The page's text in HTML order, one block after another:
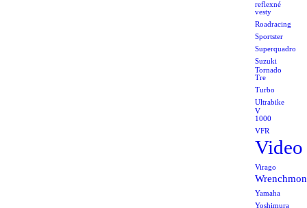
reflexné
vesty
Roadracing
Sportster
Superquadro
Suzuki
Tornado
Tre
Turbo
Ultrabike
V
1000
VFR
Video
Virago
Yamaha
Yoshimura